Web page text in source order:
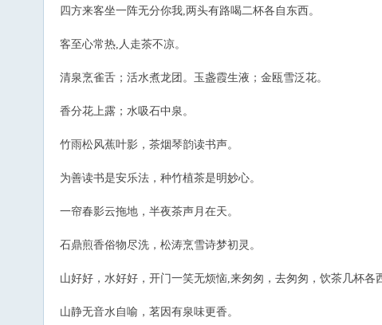
四方来客坐一阵无分你我,两头有路喝二杯各自东西。
客至心常热,人走茶不凉。
清泉烹雀舌；活水煮龙团。玉盏霞生液；金瓯雪泛花。
香分花上露；水吸石中泉。
竹雨松风蕉叶影，茶烟琴韵读书声。
为善读书是安乐法，种竹植茶是明妙心。
一帘春影云拖地，半夜茶声月在天。
石鼎煎香俗物尽洗，松涛烹雪诗梦初灵。
山好好，水好好，开门一笑无烦恼,来匆匆，去匆匆，饮茶几杯各
山静无音水自喻，茗因有泉味更香。